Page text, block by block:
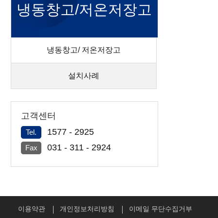
냉동창고/저온저장고
냉동창고/ 저온저장고
설치사례
고객센터
Tel. 1577 - 2925
Fax 031 - 311 - 2924
이용약관 개인정보처리방침 이메일 무단수집거부